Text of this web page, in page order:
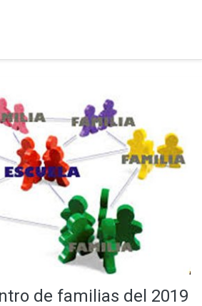
de familias del 2019